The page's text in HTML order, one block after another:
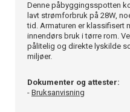
Denne påbyggingsspotten
lavt strømforbruk på 28W,
tid. Armaturen er klassifisert
innendørs bruk i tørre rom.
pålitelig og direkte lyskilde
miljøer.
Dokumenter og attester:
- Bruksanvisning